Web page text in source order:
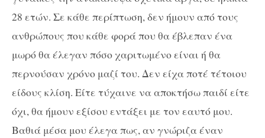
28 ετών. Σε κάθε περίπτωση, δεν ήμουν από τους
ανθρώπους που κάθε φορά που θα έβλεπαν ένα
μωρό θα έλεγαν πόσο χαριτωμένο είναι ή θα
περνούσαν χρόνο μαζί του. Δεν είχα ποτέ τέτοιου
είδους κλίση. Είτε τύχαινε να αποκτήσω παιδί είτε
όχι, θα ήμουν εξίσου εντάξει με τον εαυτό μου.
Βαθιά μέσα μου έλεγα πως, αν γνώριζα έναν